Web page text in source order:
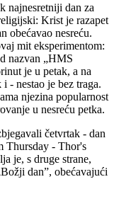
najnesretniji dan za
Krist je razapet
obećavao nesreću.
mit eksperimentom:
nazvan „HMS
je u petak, a na
- nestao je bez traga.
njezina popularnost
u nesreću petka.
četvrtak - dan
Thursday - Thor's
je, s druge strane,
dan”, obećavajući